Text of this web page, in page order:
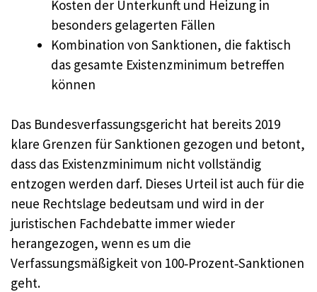
Kosten der Unterkunft und Heizung in
besonders gelagerten Fällen
Kombination von Sanktionen, die faktisch
das gesamte Existenzminimum betreffen
können
Das Bundesverfassungsgericht hat bereits 2019
klare Grenzen für Sanktionen gezogen und betont,
dass das Existenzminimum nicht vollständig
entzogen werden darf. Dieses Urteil ist auch für die
neue Rechtslage bedeutsam und wird in der
juristischen Fachdebatte immer wieder
herangezogen, wenn es um die
Verfassungsmäßigkeit von 100‑Prozent‑Sanktionen
geht.